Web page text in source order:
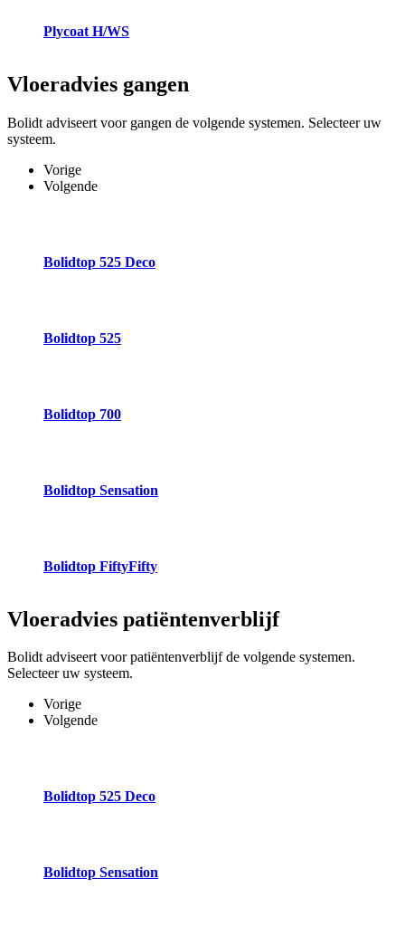
Plycoat H/WS
Vloeradvies gangen
Bolidt adviseert voor gangen de volgende systemen. Selecteer uw
systeem.
Vorige
Volgende
Bolidtop 525 Deco
Bolidtop 525
Bolidtop 700
Bolidtop Sensation
Bolidtop FiftyFifty
Vloeradvies patiëntenverblijf
Bolidt adviseert voor patiëntenverblijf de volgende systemen.
Selecteer uw systeem.
Vorige
Volgende
Bolidtop 525 Deco
Bolidtop Sensation